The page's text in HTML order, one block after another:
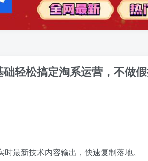
轻松搞定淘系运营，不做假
最新技术内容输出，快速复制落地。